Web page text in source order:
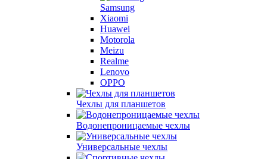
Samsung
Xiaomi
Huawei
Motorola
Meizu
Realme
Lenovo
OPPO
Чехлы для планшетов
Водонепроницаемые чехлы
Универсальные чехлы